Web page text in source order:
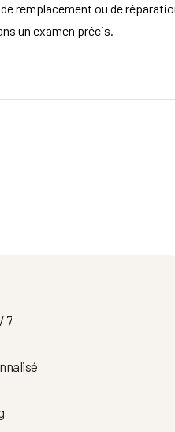
remplacement ou de
un examen précis.
7